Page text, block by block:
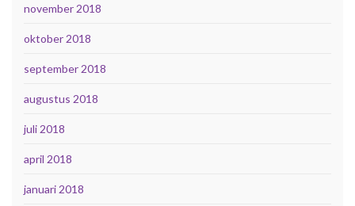
november 2018
oktober 2018
september 2018
augustus 2018
juli 2018
april 2018
januari 2018